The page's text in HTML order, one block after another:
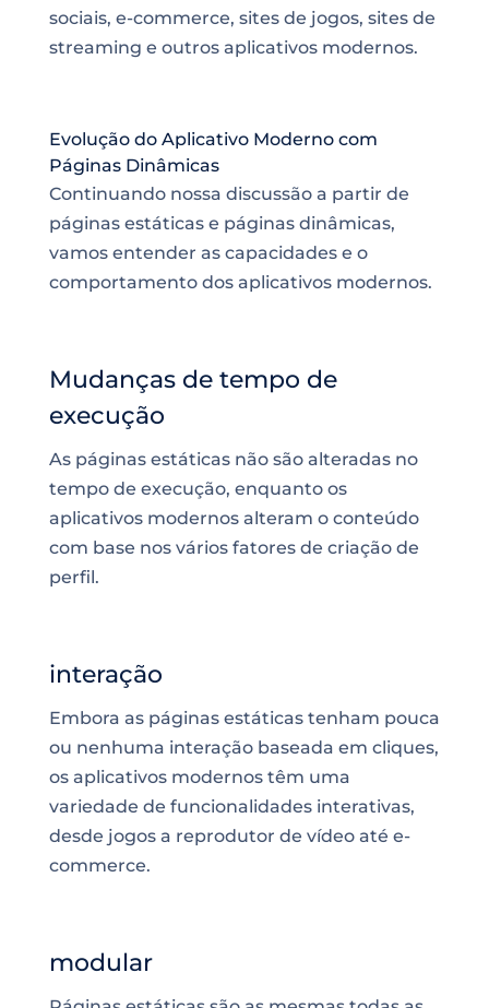
sociais, e-commerce, sites de jogos, sites de
streaming e outros aplicativos modernos.
Evolução do Aplicativo Moderno com
Páginas Dinâmicas
Continuando nossa discussão a partir de
páginas estáticas e páginas dinâmicas,
vamos entender as capacidades e o
comportamento dos aplicativos modernos.
Mudanças de tempo de
execução
As páginas estáticas não são alteradas no
tempo de execução, enquanto os
aplicativos modernos alteram o conteúdo
com base nos vários fatores de criação de
perfil.
interação
Embora as páginas estáticas tenham pouca
ou nenhuma interação baseada em cliques,
os aplicativos modernos têm uma
variedade de funcionalidades interativas,
desde jogos a reprodutor de vídeo até e-
commerce.
modular